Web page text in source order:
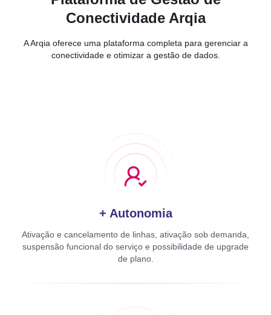
Conectividade Arqia
A Arqia oferece uma plataforma completa para gerenciar a
conectividade e otimizar a gestão de dados.
+ Autonomia
Ativação e cancelamento de linhas, ativação sob demanda,
suspensão funcional do serviço e possibilidade de upgrade
de plano.